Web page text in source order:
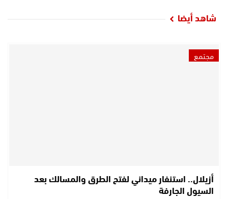
شاهد أيضا
مجتمع
أزيلال.. استنفار ميداني لفتح الطرق والمسالك بعد
السيول الجارفة